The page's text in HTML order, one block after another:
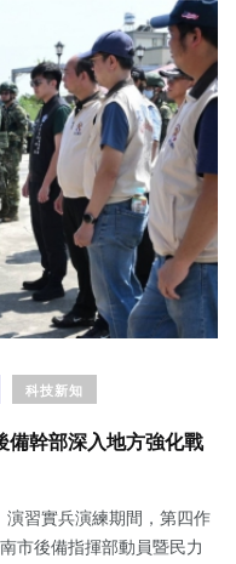
科技新知
備幹部深入地方強化戰
演習實兵演練期間，第四作
市後備指揮部動員暨民力